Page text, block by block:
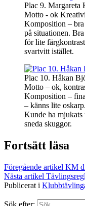
Plac 9. Margareta
Motto - ok
Komposition –
på situationen.
för lite
svartvitt istället.
Plac 10. Håkan
Motto – ok,
Komposition –
– känns lite
Kunde ha
sneda skuggor.
Fortsätt läsa
Föregående artikel KM
Nästa artikel
Publicerat i
Sök efter: